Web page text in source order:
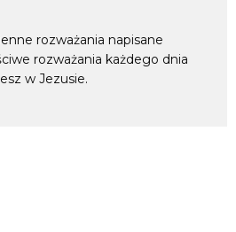
rozważania napisane
rozważania każdego dnia
w Jezusie.